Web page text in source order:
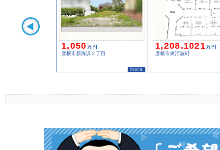
1,050万円
彦根市新海浜２丁目
more
1,208.1021万円
彦根市東沼波町